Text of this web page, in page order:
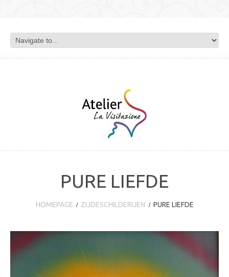
PURE LIEFDE
HOMEPAGE ZIJDESCHILDERIJEN PURE LIEFDE